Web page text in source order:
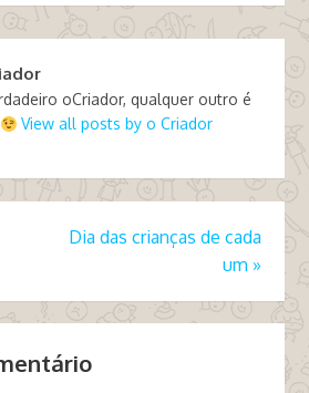
oCriador, qualquer outro é
View all posts by o Criador
Dia das crianças de cada
um »